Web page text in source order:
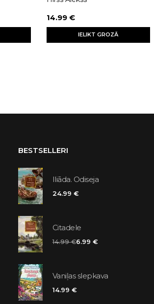
14.99 €
IELIKT GROZĀ
BESTSELLERI
Iliāda. Odiseja
24.99 €
Citadele
14.99 €6.99 €
Vaniļas slepkava
14.99 €